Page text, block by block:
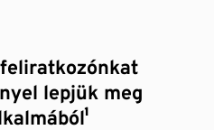
lepjük meg